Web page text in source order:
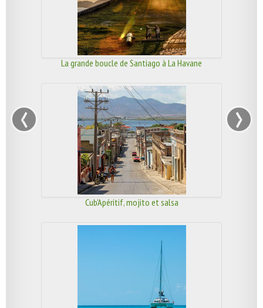
La grande boucle de Santiago à La Havane
Cub'Apéritif, mojito et salsa
‹ ›